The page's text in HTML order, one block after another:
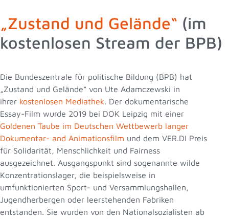
„Zustand und Gelände“ (im
kostenlosen Stream der BPB)
Die Bundeszentrale für politische Bildung (BPB) hat
„Zustand und Gelände“ von Ute Adamczewski in
ihrer kostenlosen Mediathek. Der dokumentarische
Essay-Film wurde 2019 bei DOK Leipzig mit einer
Goldenen Taube im Deutschen Wettbewerb langer
Dokumentar- and Animationsfilm und dem VER.DI Preis
für Solidarität, Menschlichkeit und Fairness
ausgezeichnet. Ausgangspunkt sind sogenannte wilde
Konzentrationslager, die beispielsweise in
umfunktionierten Sport- und Versammlungshallen,
Jugendherbergen oder leerstehenden Fabriken
entstanden. Sie wurden von den Nationalsozialisten ab